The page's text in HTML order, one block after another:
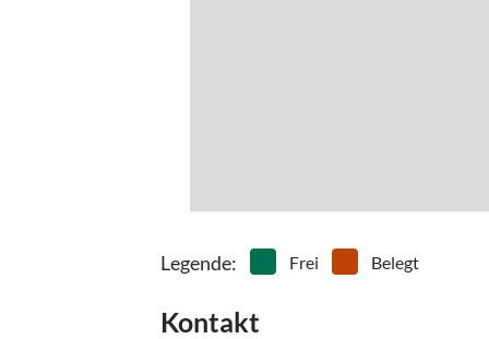
Legende: Frei Belegt
Kontakt